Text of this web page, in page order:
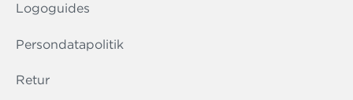
Logoguides
Persondatapolitik
Retur